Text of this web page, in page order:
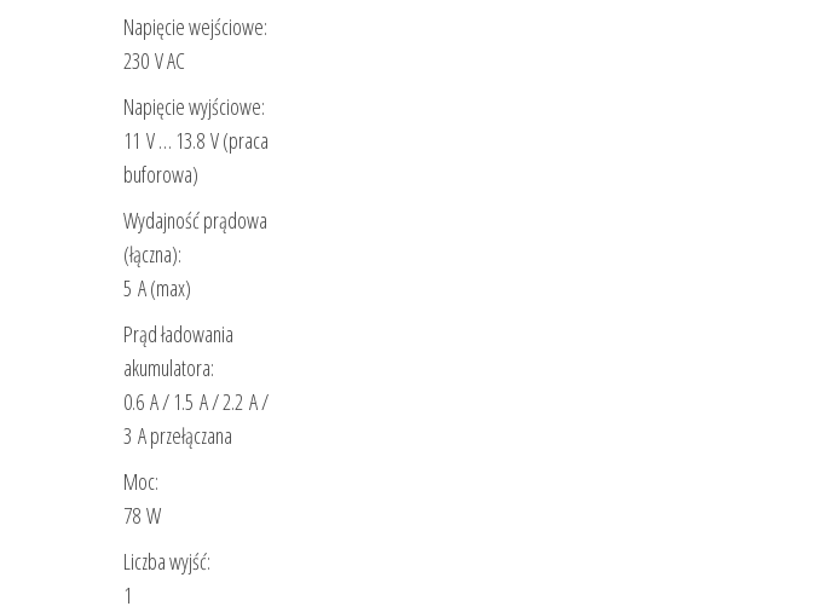
Napięcie wejściowe:
230 V AC
Napięcie wyjściowe:
11 V … 13.8 V (praca
buforowa)
Wydajność prądowa
(łączna):
5 A (max)
Prąd ładowania
akumulatora:
0.6 A / 1.5 A / 2.2 A /
3 A przełączana
Moc:
78 W
Liczba wyjść:
1